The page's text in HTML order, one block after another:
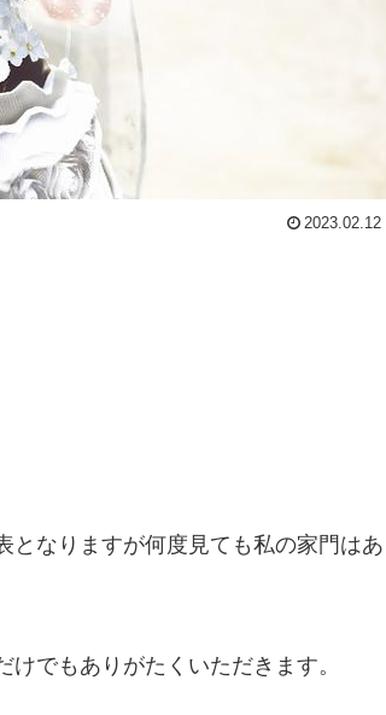
2023.02.12
となりますが何度見ても私の家門はあ
でもありがたくいただきます。